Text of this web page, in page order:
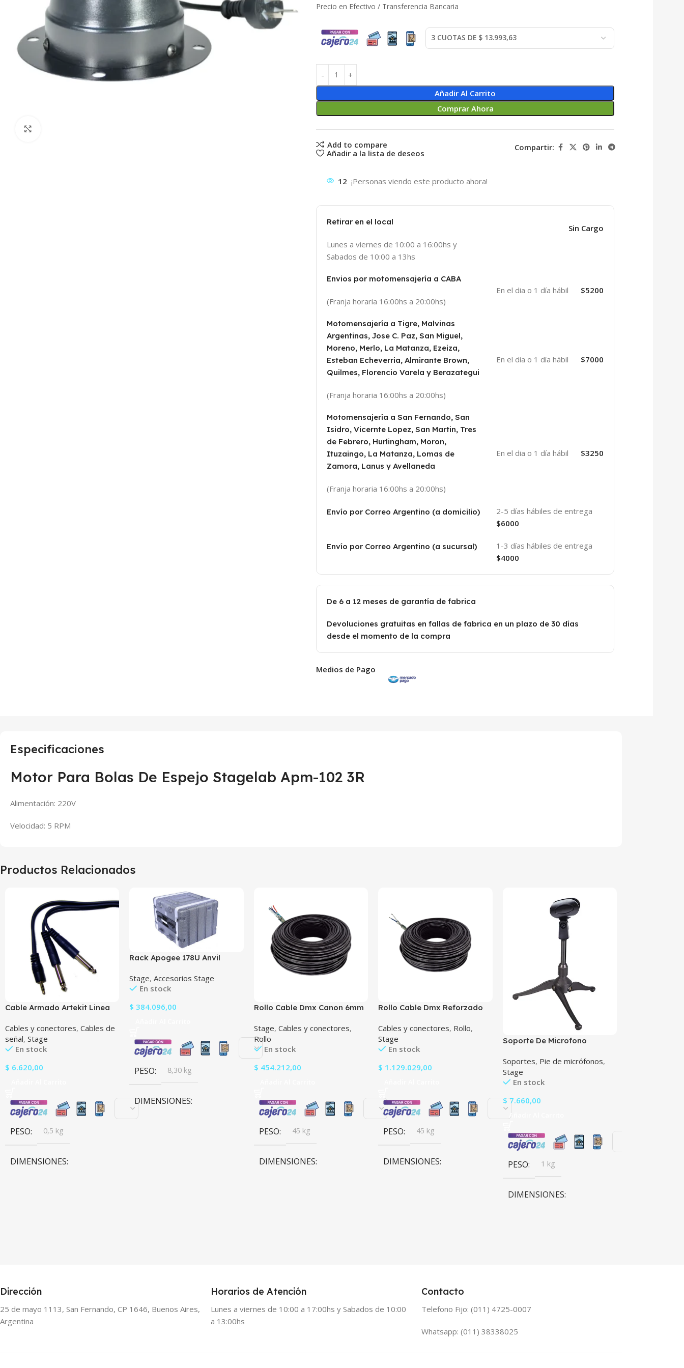
Precio en Efectivo / Transferencia Bancaria
Añadir Al Carrito
Comprar Ahora
Add to compare
Añadir a la lista de deseos
Compartir:
12 ¡Personas viendo este producto ahora!
Retirar en el local
Lunes a viernes de 10:00 a 16:00hs y
Sabados de 10:00 a 13hs
Sin Cargo
Envios por motomensajería a CABA
(Franja horaria 16:00hs a 20:00hs)
En el dia o 1 día hábil $5200
Motomensajería a Tigre, Malvinas
Argentinas, Jose C. Paz, San Miguel,
Moreno, Merlo, La Matanza, Ezeiza,
Esteban Echeverria, Almirante Brown,
Quilmes, Florencio Varela y Berazategui
(Franja horaria 16:00hs a 20:00hs)
En el dia o 1 día hábil $7000
Motomensajería a San Fernando, San
Isidro, Vicernte Lopez, San Martin, Tres
de Febrero, Hurlingham, Moron,
Ituzaingo, La Matanza, Lomas de
Zamora, Lanus y Avellaneda
(Franja horaria 16:00hs a 20:00hs)
En el dia o 1 día hábil $3250
Envío por Correo Argentino (a domicilio)
2-5 días hábiles de entrega
$6000
Envío por Correo Argentino (a sucursal)
1-3 días hábiles de entrega
$4000
De 6 a 12 meses de garantía de fabrica
Devoluciones gratuitas en fallas de fabrica en un plazo de 30 días
desde el momento de la compra
Medios de Pago
Especificaciones
Motor Para Bolas De Espejo Stagelab Apm-102 3R
Alimentación: 220V
Velocidad: 5 RPM
Productos Relacionados
Cable Armado Artekit Linea
Cables y conectores, Cables de
señal, Stage
En stock
$ 6.620,00
PESO 0,5 kg
DIMENSIONES
Rack Apogee 178U Anvil
Unidades
Stage,Accesorios Stage
En stock
$ 384.096,00
PESO 8,30 kg
DIMENSIONES
Rollo Cable Dmx Canon 6mm
Belden Pro
Stage, Cables y conectores,
Rollo
En stock
$ 454.212,00
PESO 45 kg
DIMENSIONES
Rollo Cable Dmx Reforzado
Escenario Xlr Con Caucho
Cables y conectores, Rollo,
Stage
En stock
$ 1.129.029,00
PESO 45 kg
DIMENSIONES
Soporte De Microfono
Soportes, Pie de micrófonos,
Stage
En stock
$7.660,00
Añadir Al Carrito
PESO 1 kg
DIMENSIONES
Dirección
25 de mayo 1113, San Fernando, CP 1646, Buenos Aires,
Argentina
Horarios de Atención
Lunes a viernes de 10:00 a 17:00hs y Sabados de 10:00
a 13:00hs
Contacto
Telefono Fijo: (011) 4725-0007
Whatsapp: (011) 38338025